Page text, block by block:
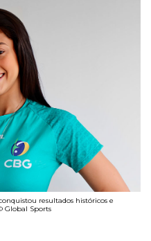
resultados históricos e
Global Sports